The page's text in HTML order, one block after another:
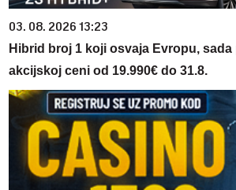
03. 08. 2026 13:23
Hibrid broj 1 koji osvaja Evropu,
akcijskoj ceni od 19.990€ do 31.8.